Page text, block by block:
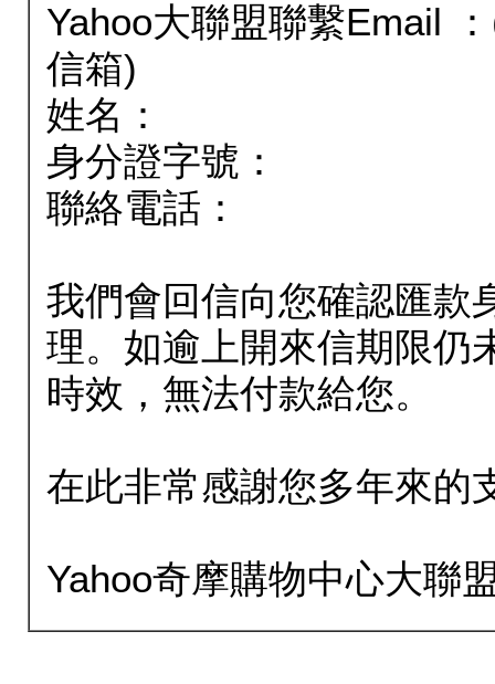
Yahoo大聯盟聯繫Email
信箱)
姓名：
身分證字號：
聯絡電話：
我們會回信向您確認匯款
理。如逾上開來信期限仍
時效，無法付款給您。
在此非常感謝您多年來的
Yahoo奇摩購物中心大